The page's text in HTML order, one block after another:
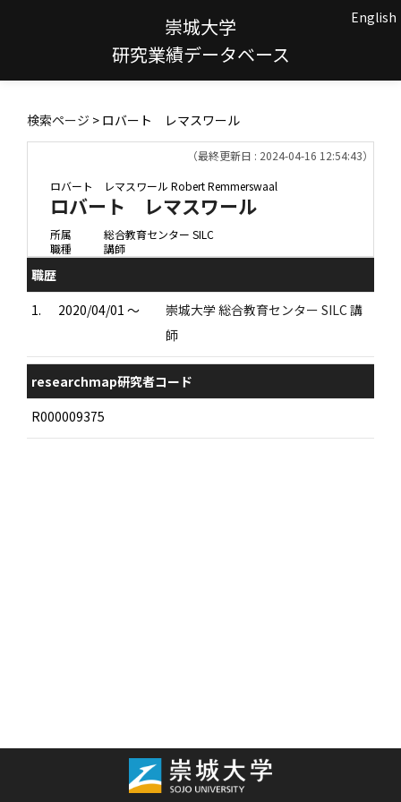
崇城大学
研究業績データベース
English
検索ページ > ロバート レマスワール
（最終更新日 : 2024-04-16 12:54:43）
ロバート レマスワール Robert Remmerswaal
ロバート レマスワール
所属
総合教育センター SILC
職種
講師
職歴
1.
2020/04/01 ～
崇城大学 総合教育センター SILC 講
師
researchmap研究者コード
R000009375